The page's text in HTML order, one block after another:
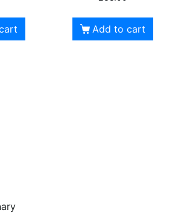
1.
00
ou
t
Add to cart